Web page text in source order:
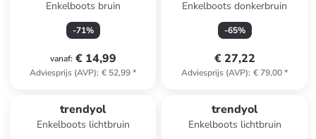
Enkelboots bruin
-71%
vanaf: € 14,99
Adviesprijs (AVP): € 52,99*
Enkelboots donkerbruin
-65%
€ 27,22
Adviesprijs (AVP): € 79,00*
trendyol
Enkelboots lichtbruin
trendyol
Enkelboots lichtbruin